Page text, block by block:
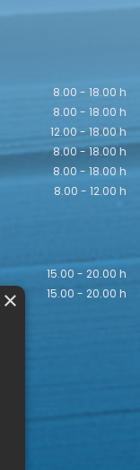
8.00 - 18.00 h
8.00 - 18.00 h
12.00 - 18.00 h
8.00 - 18.00 h
8.00 - 18.00 h
8.00 - 12.00 h
15.00 - 20.00 h
15.00 - 20.00 h
×